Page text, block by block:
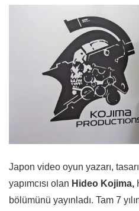
Japon video oyun yazarı,
yapımcısı olan Hideo Kojima,
bölümünü yayınladı. Tam 7